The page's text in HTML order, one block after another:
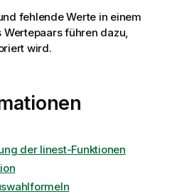
fehlende Werte in einem
führen dazu,
wird.
der linest-Funktionen